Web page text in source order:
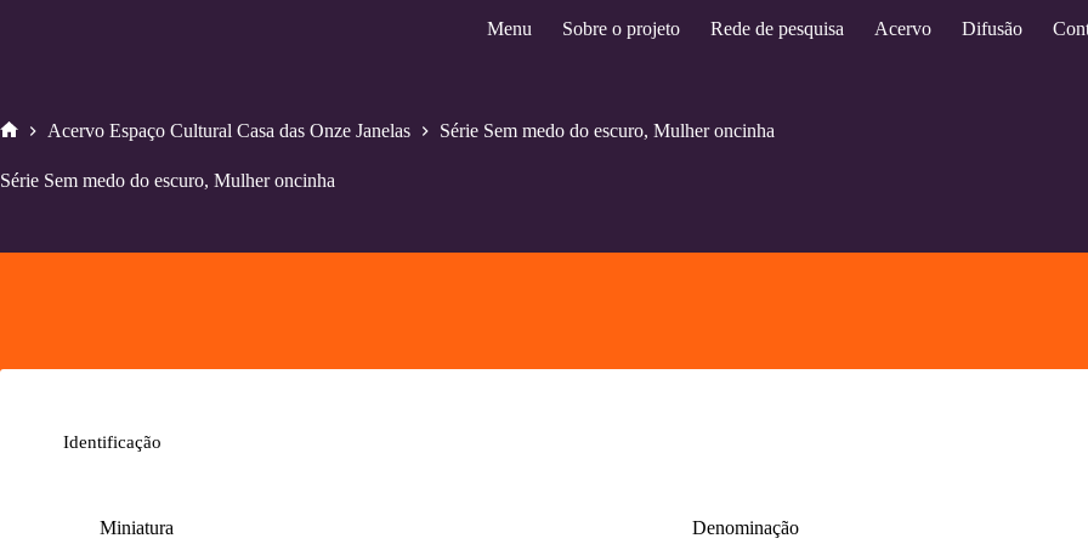
Menu Sobre o projeto Rede de pesquisa Acervo Difusão
Acervo Espaço Cultural Casa das Onze Janelas Série Sem medo do escuro, Mulher oncinha
Série Sem medo do escuro, Mulher oncinha
Identificação
Miniatura Denominação